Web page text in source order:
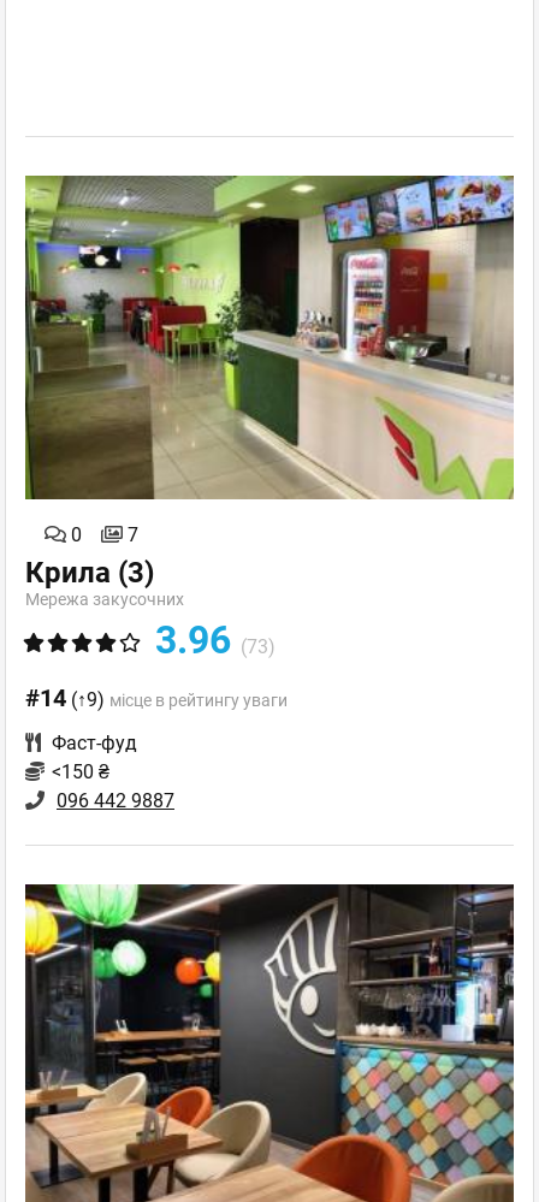
0 7
Крила (3)
Мережа закусочних
3.96 (73)
#14 (↑9) місце в рейтингу уваги
Фаст-фуд
<150 ₴
096 442 9887